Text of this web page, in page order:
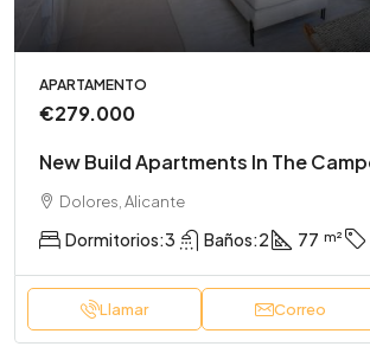
APARTAMENTO
€279.000
New Build Apartments In The
Dolores, Alicante
Dormitorios:3 Baños:2 77
Llamar Correo